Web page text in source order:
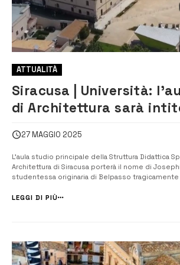
ATTUALITÀ
Siracusa | Università: l’aula studio
di Architettura sarà
27 MAGGIO 2025
L’aula studio principale della Struttura Didattica
Architettura di Siracusa porterà il nome di
studentessa originaria di Belpasso
capoluogo aretuseo. A darne l’annuncio è stato
LEGGI DI PIÙ